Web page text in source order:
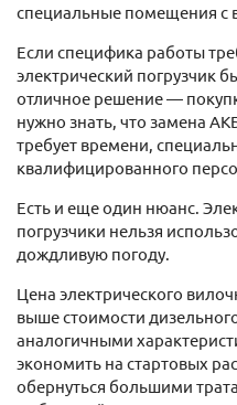
специальные помещения с
Если специфика работы
электрический погрузчик
отличное решение —
нужно знать, что замена
требует времени,
квалифицированного
Есть и еще один нюанс.
погрузчики нельзя
дождливую погоду.
Цена электрического
выше стоимости
аналогичными
экономить на стартовых
обернуться большими